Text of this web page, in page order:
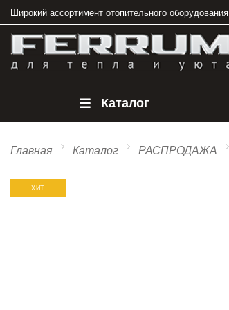
Широкий ассортимент отопительного оборудования
Каталог
Главная Каталог РАСПРОДАЖА
ХИТ